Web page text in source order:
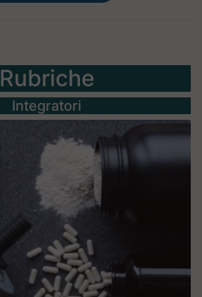
Rubriche
Integratori